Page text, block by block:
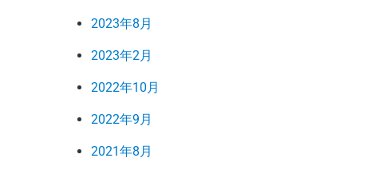
2023年8月
2023年2月
2022年10月
2022年9月
2021年8月